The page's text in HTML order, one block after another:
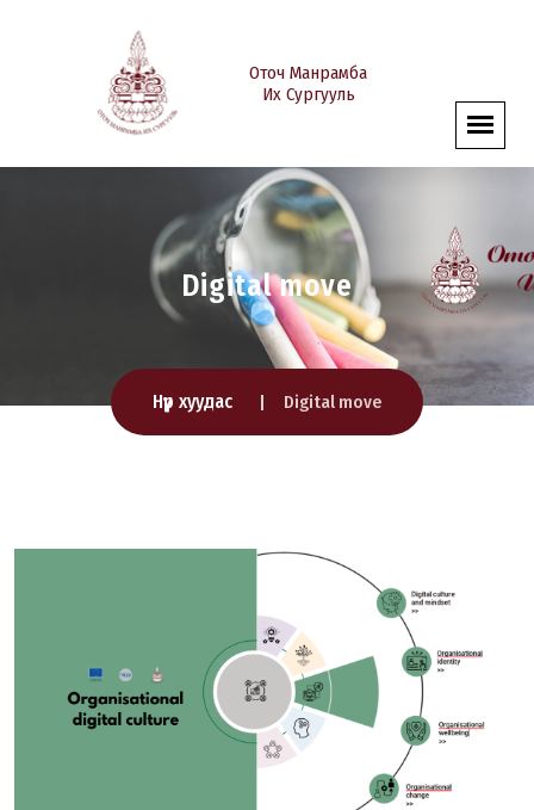
Оточ Манрамба
Их Сургууль
Digital move
Нүүр хуудас Digital move